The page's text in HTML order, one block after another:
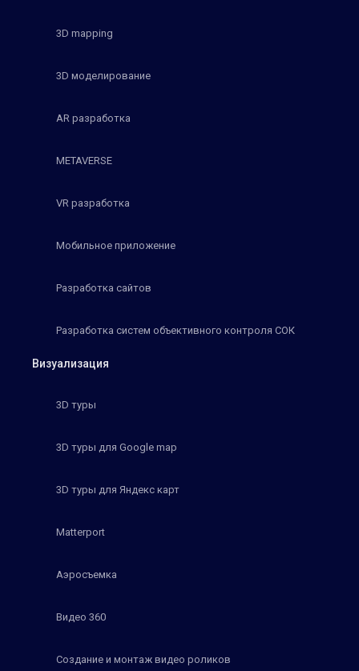
3D mapping
3D моделирование
AR разработка
METAVERSE
VR разработка
Мобильное приложение
Разработка сайтов
Разработка систем объективного контроля СОК
Визуализация
3D туры
3D туры для Google map
3D туры для Яндекс карт
Matterport
Аэросъемка
Видео 360
Создание и монтаж видео роликов